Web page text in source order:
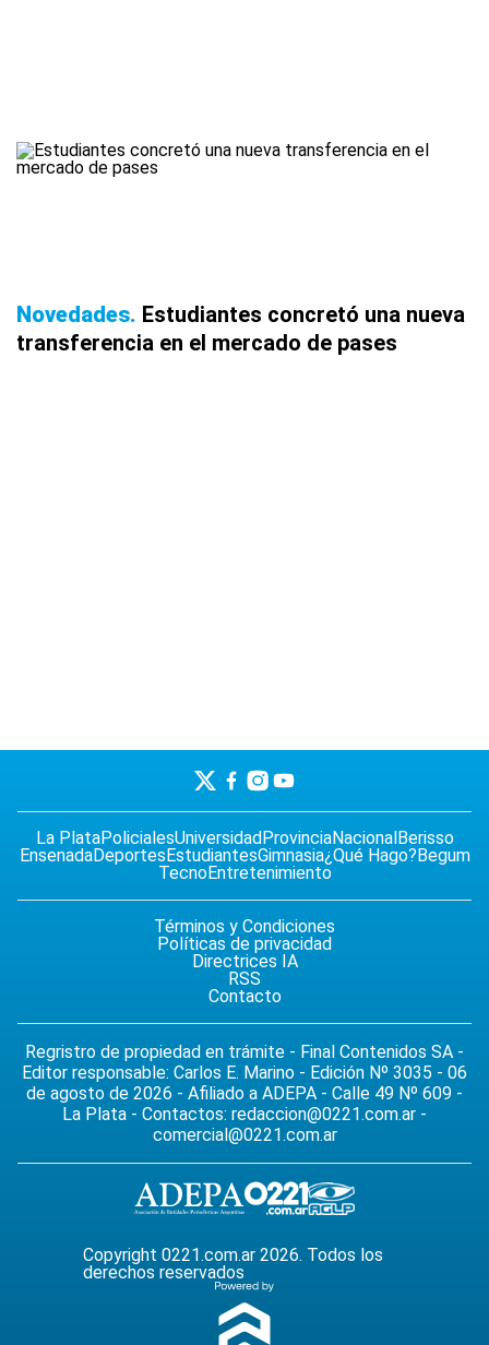
Novedades Estudiantes concretó una nueva
transferencia en el mercado de pases
La PlataPolicialesUniversidadProvinciaNacionalBerisso
EnsenadaDeportesEstudiantesGimnasia¿Qué Hago?Begum
TecnoEntretenimiento
Términos y Condiciones
Políticas de privacidad
Directrices IA
RSS
Contacto
Regristro de propiedad en trámite - Final Contenidos SA -
Editor responsable: Carlos E. Marino - Edición Nº 3035 - 06
de agosto de 2026 - Afiliado a ADEPA - Calle 49 Nº 609 -
La Plata - Contactos: redaccion@0221.com.ar -
comercial@0221.com.ar
Copyright 0221.com.ar 2026. Todos los
derechos reservados